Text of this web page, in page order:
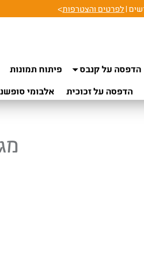
לפרטים והצטרפות>
הדפסה על קנבס פיתוח תמונות
הדפסה על זכוכית אלבומי